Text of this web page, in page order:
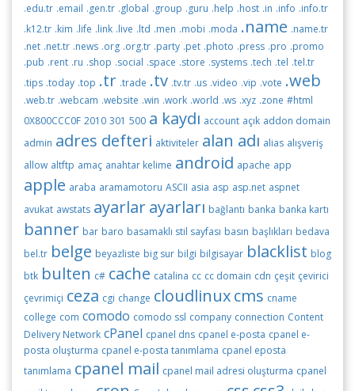
.edu.tr .email .gen.tr .global .group .guru .help .host .in .info .info.tr
.k12.tr .kim .life .link .live .ltd .men .mobi .moda .name .name.tr
.net .net.tr .news .org .org.tr .party .pet .photo .press .pro .promo
.pub .rent .ru .shop .social .space .store .systems .tech .tel .tel.tr
.tips .today .top .tr .trade .tv .tv.tr .us .video .vip .vote .web
.web.tr .webcam .website .win .work .world .ws .xyz .zone #html
0X800CCC0F 2010 301 500 a kaydı account açık addon domain
admin adres defteri aktiviteler alan adı alias alışveriş
allow altftp amaç anahtar kelime android apache app
apple araba aramamotoru ASCII asia asp asp.net aspnet
avukat awstats ayarlarayarları bağlantı banka banka kartı
banner bar baro basamaklı stil sayfası basın başlıkları bedava
bel.tr belge beyazliste big sur bilgi bilgisayar blacklist blog
btk bulten c# cache catalina cc cc domain cdn çeşit çevirici
çevrimiçi ceza cgi change cloudlinuxcms cname
college com comodo comodo ssl company connection Content
Delivery Network cPanel cpanel dns cpanel e-posta cpanel e-
posta oluşturma cpanel e-posta tanımlama cpanel eposta
tanımlama cpanel mail cpanel mail adresi oluşturma cpanel